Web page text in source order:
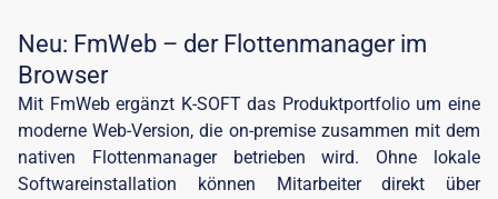
Neu: FmWeb – der Flottenmanager im
Browser
Mit FmWeb ergänzt K-SOFT das Produktportfolio um eine
moderne Web-Version, die on-premise zusammen mit dem
nativen Flottenmanager betrieben wird. Ohne lokale
Softwareinstallation können Mitarbeiter direkt über